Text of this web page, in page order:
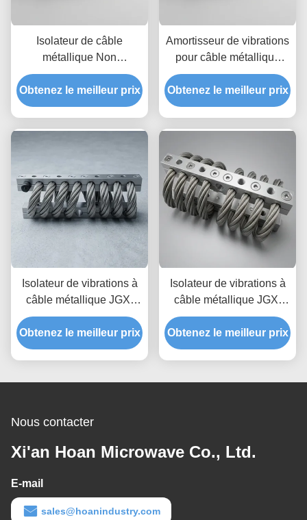
Isolateur de câble
métallique Non
magnétique cem-safe
JGX-2228D-665B,
support de Dissipation
Obtenez le meilleur prix
Amortisseur de vibrations
pour câble métallique
JGX-2228D-860B en
acier inoxydable, longue
durée de vie, amortisseur
Obtenez le meilleur prix
Isolateur de vibrations à
câble métallique JGX-
2228D-860B, prototypage
rapide, assemblage
rapide, support antichoc
Obtenez le meilleur prix
Isolateur de vibrations à
câble métallique JGX-
1598D-515B offrant une
capacité de charge
évolutive et une isolation
Obtenez le meilleur prix
Nous contacter
Xi'an Hoan Microwave Co., Ltd.
E-mail
sales@hoanindustry.com